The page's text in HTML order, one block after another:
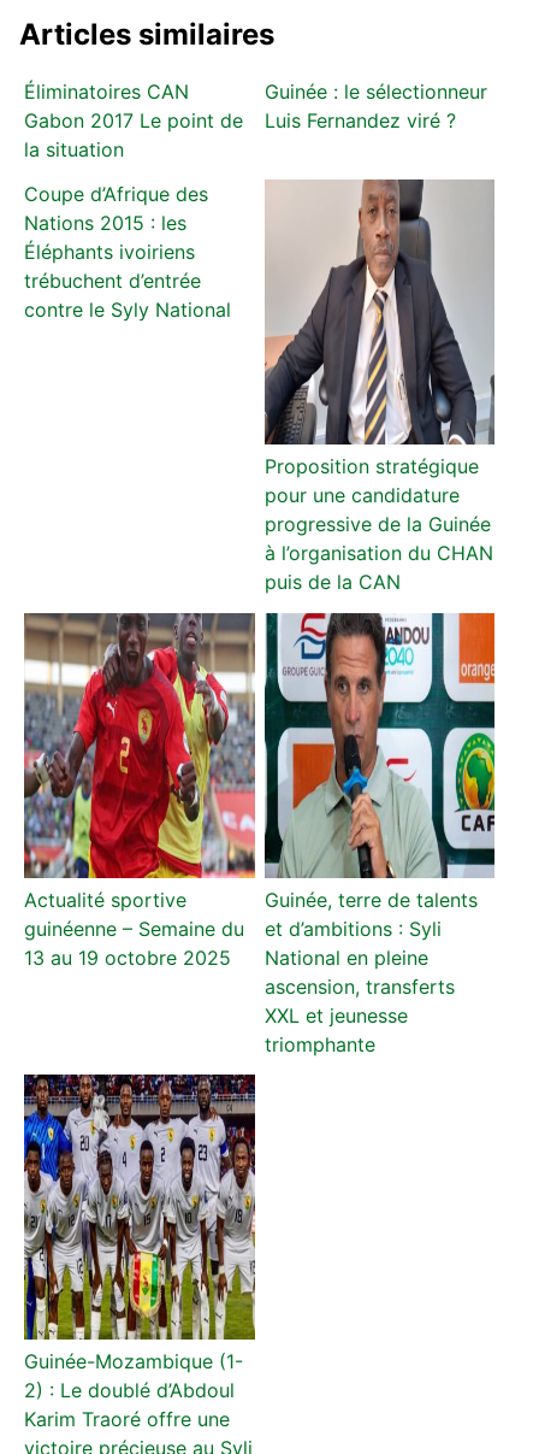
Articles similaires
Éliminatoires CAN
Gabon 2017 Le point de
la situation
Guinée : le sélectionneur
Luis Fernandez viré ?
Coupe d’Afrique des
Nations 2015 : les
Éléphants ivoiriens
trébuchent d’entrée
contre le Syly National
Proposition stratégique
pour une candidature
progressive de la Guinée
à l’organisation du CHAN
puis de la CAN
Actualité sportive
guinéenne – Semaine du
13 au 19 octobre 2025
Guinée, terre de talents
et d’ambitions : Syli
National en pleine
ascension, transferts
XXL et jeunesse
triomphante
Guinée-Mozambique (1-
2) : Le doublé d’Abdoul
Karim Traoré offre une
victoire précieuse au Syli